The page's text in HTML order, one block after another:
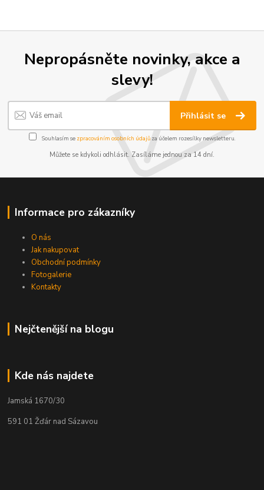
Nepropásněte novinky, akce a
slevy!
Přihlásit se
Souhlasím se zpracováním osobních údajůza účelem rozesílky newsletteru.
Můžete se kdykoli odhlásit. Zasíláme jednou za 14 dní.
Informace pro zákazníky
O nás
Jak nakupovat
Obchodní podmínky
Fotogalerie
Kontakty
Nejčtenější na blogu
Kde nás najdete
Jamská 1670/30
591 01 Žďár nad Sázavou